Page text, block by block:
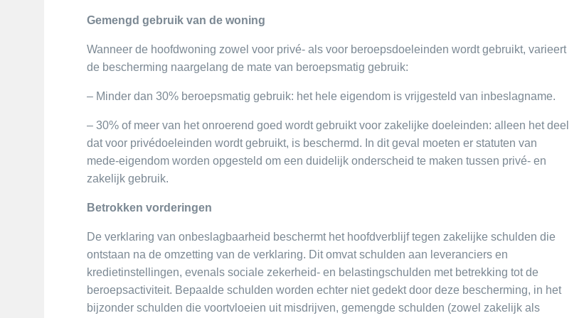
Gemengd gebruik van de woning
Wanneer de hoofdwoning zowel voor privé- als voor beroepsdoeleinden wordt gebruikt, varieert
de bescherming naargelang de mate van beroepsmatig gebruik:
– Minder dan 30% beroepsmatig gebruik: het hele eigendom is vrijgesteld van inbeslagname.
– 30% of meer van het onroerend goed wordt gebruikt voor zakelijke doeleinden: alleen het deel
dat voor privédoeleinden wordt gebruikt, is beschermd. In dit geval moeten er statuten van
mede-eigendom worden opgesteld om een duidelijk onderscheid te maken tussen privé- en
zakelijk gebruik.
Betrokken vorderingen
De verklaring van onbeslagbaarheid beschermt het hoofdverblijf tegen zakelijke schulden die
ontstaan na de omzetting van de verklaring. Dit omvat schulden aan leveranciers en
kredietinstellingen, evenals sociale zekerheid- en belastingschulden met betrekking tot de
beroepsactiviteit. Bepaalde schulden worden echter niet gedekt door deze bescherming, in het
bijzonder schulden die voortvloeien uit misdrijven, gemengde schulden (zowel zakelijk als